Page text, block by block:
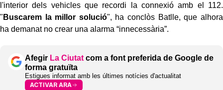
l'interior dels vehicles que recordi la connexió amb el 112.
" Buscarem la millor solució", ha conclòs Batlle, que alhora
ha demanat no crear una alarma “innecessària”.
Afegir La Ciutat com a font preferida de Google de
forma gratuïta
Estigues informat amb les últimes notícies d'actualitat
ACTIVAR ARA